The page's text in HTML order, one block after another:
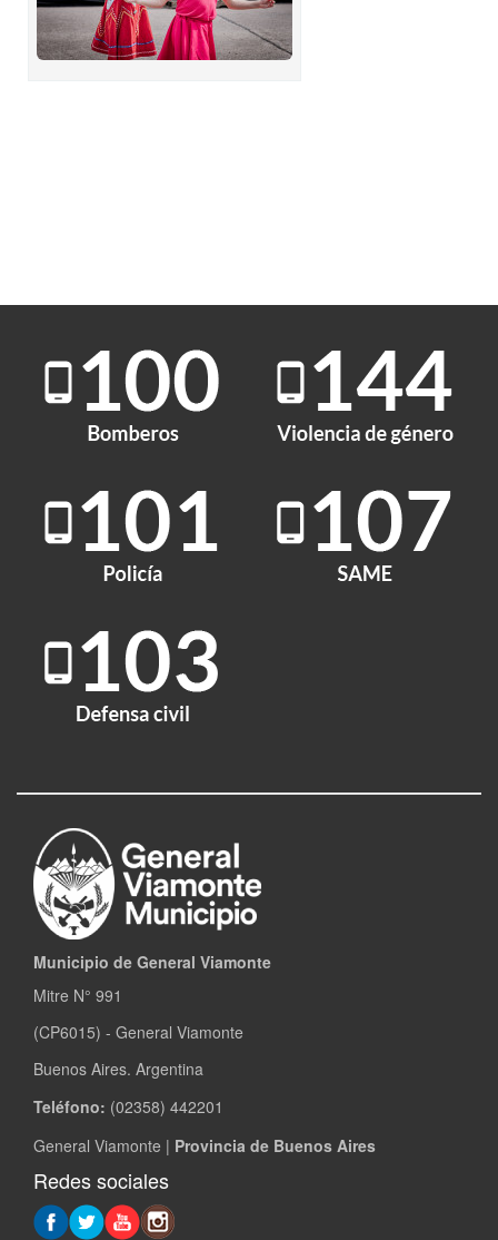
Municipio de General Viamonte
Mitre N° 991
(CP6015) - General Viamonte
Buenos Aires. Argentina
Teléfono: (02358) 442201
General Viamonte | Provincia de Buenos Aires
Redes sociales